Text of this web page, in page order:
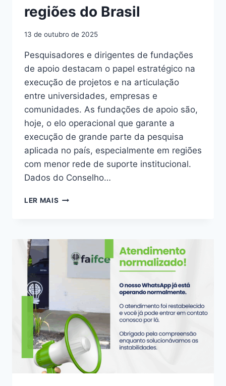
regiões do Brasil
13 de outubro de 2025
Pesquisadores e dirigentes de fundações
de apoio destacam o papel estratégico na
execução de projetos e na articulação
entre universidades, empresas e
comunidades. As fundações de apoio são,
hoje, o elo operacional que garante a
execução de grande parte da pesquisa
aplicada no país, especialmente em regiões
com menor rede de suporte institucional.
Dados do Conselho…
LER MAIS